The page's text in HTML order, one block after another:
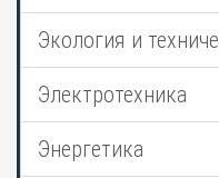
Экология и
Электротехника
Энергетика